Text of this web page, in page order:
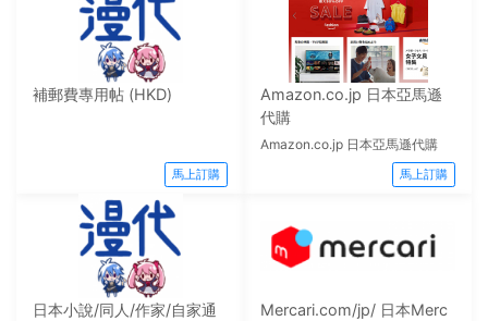
補郵費專用帖 (HKD)
馬上訂購
Amazon.co.jp 日本亞馬遜
代購
Amazon.co.jp 日本亞馬遜代購
馬上訂購
日本小說/同人/作家/自家通
Mercari.com/jp/ 日本Merc